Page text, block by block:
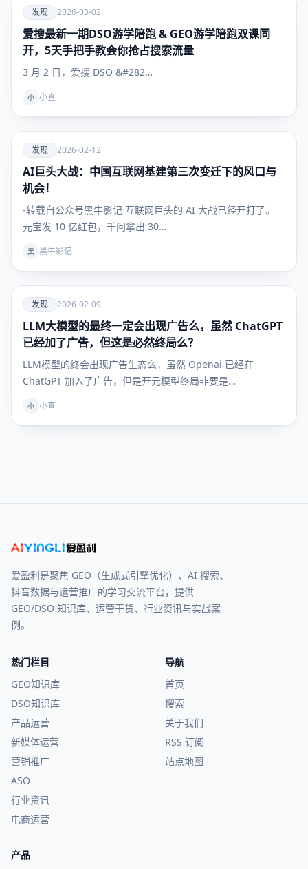
爱
发现
发现 2026-03-02
爱搜最新一期DSO游学陪跑 & GEO游学陪跑双课同
开，5天手把手教会你抢占搜索流量
3 月 2 日，爱搜 DSO &#282…
小 小查
爱
发现
发现 2026-02-12
AI巨头大战：中国互联网基建第三次变迁下的风口与
机会！
-转载自公众号黑牛影记 互联网巨头的 AI 大战已经开打了。
元宝发 10 亿红包，千问拿出 30…
黑 黑牛影记
爱
发现
发现 2026-02-09
LLM大模型的最终一定会出现广告么，虽然 ChatGPT
已经加了广告，但这是必然终局么？
LLM模型的终会出现广告生态么，虽然 Openai 已经在
ChatGPT 加入了广告，但是开元模型终局非要是…
小 小查
爱盈利是聚焦 GEO（生成式引擎优化）、AI 搜索、
抖音数据与运营推广的学习交流平台，提供
GEO/DSO 知识库、运营干货、行业资讯与实战案
例。
热门栏目
GEO知识库
DSO知识库
产品运营
新媒体运营
营销推广
ASO
行业资讯
电商运营
导航
首页
搜索
关于我们
RSS 订阅
站点地图
产品